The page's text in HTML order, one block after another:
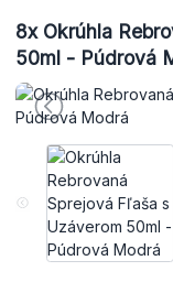
8xOkrúhla
50ml - Púdrová